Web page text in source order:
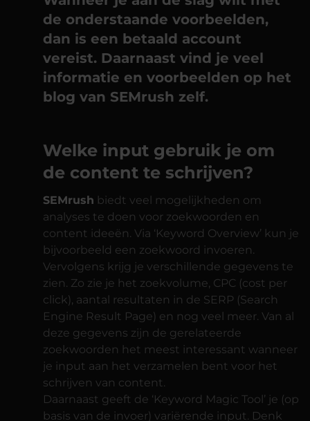
de onderstaande voorbeelden,
dan is een betaald account
vereist. Daarnaast vind je veel
informatie en voorbeelden op het
blog van SEMrush zelf.
Welke input gebruik je om
de content te schrijven?
SEMrush biedt veel mogelijkheden om
analyses te doen voor zoekwoorden en
content ideeën. Via ‘Keyword Overview’ kun je
bijvoorbeeld een zoekwoord invoeren.
Vervolgens krijg je verschillende gegevens te
zien. Zo zie je het zoekvolume, CPC (cost per
click), aantal resultaten in de SERP (Search
Engine Result Page) en nog veel meer. Van al
deze gegevens zijn de gerelateerde
zoekwoorden het meest interessant wanneer
je input aan het verzamelen bent voor het
schrijven van content.
Daarnaast geeft de ‘Keyword Magic Tool’ je (op
basis van de invoer) variërende input. Denk